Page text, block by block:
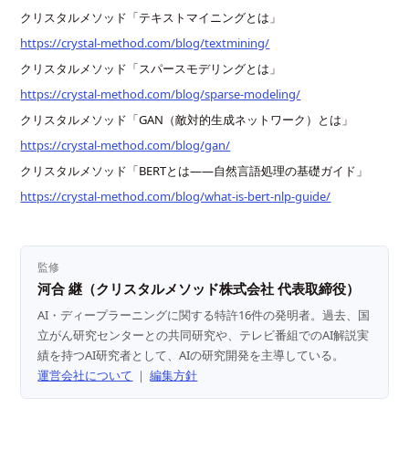
クリスタルメソッド「テキストマイニングとは」
https://crystal-method.com/blog/textmining/
クリスタルメソッド「スパースモデリングとは」
https://crystal-method.com/blog/sparse-modeling/
クリスタルメソッド「GAN（敵対的生成ネットワーク）とは」
https://crystal-method.com/blog/gan/
クリスタルメソッド「BERTとは——自然言語処理の基礎ガイド」
https://crystal-method.com/blog/what-is-bert-nlp-guide/
監修
河合 継（クリスタルメソッド株式会社 代表取締役）
AI・ディープラーニングに関する特許16件の発明者。過去、国
立がん研究センターとの共同研究や、テレビ番組でのAI解説実
績を持つAI研究者として、AIの研究開発を主導している。
運営会社について ｜編集方針